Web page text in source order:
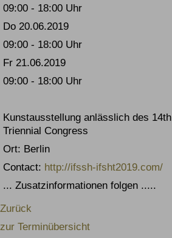
09:00 - 18:00 Uhr
Do 20.06.2019
09:00 - 18:00 Uhr
Fr 21.06.2019
09:00 - 18:00 Uhr
Kunstausstellung anlässlich des
Triennial Congress
Ort: Berlin
Contact: http://ifssh-ifsht2019.com/
... Zusatzinformationen folgen .....
Zurück
zur Terminübersicht